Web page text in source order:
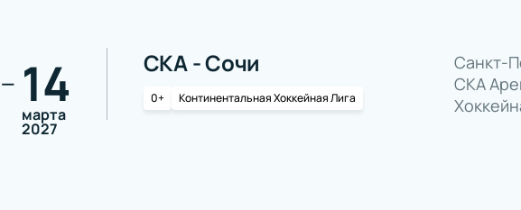
— 14
марта
2027
СКА - Сочи
0+ Континентальная Хоккейная Лига
Санкт-
СКА